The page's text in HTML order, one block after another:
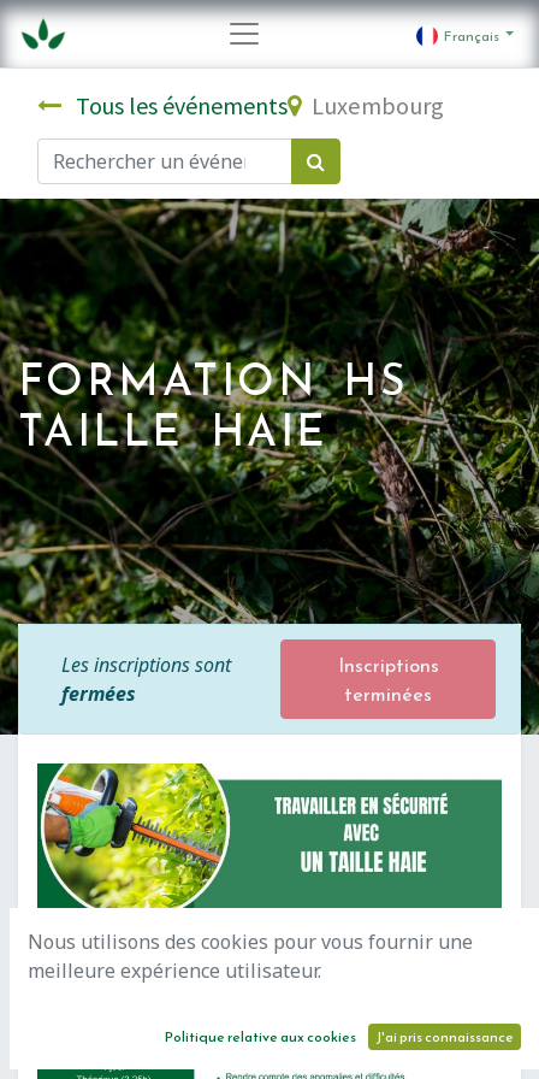
Français
Tous les événements Luxembourg
FORMATION HS
TAILLE HAIE
Les inscriptions sont
fermées
Inscriptions
terminées
Nous utilisons des cookies pour vous fournir une
meilleure expérience utilisateur.
Politique relative aux cookies J'ai pris connaissance